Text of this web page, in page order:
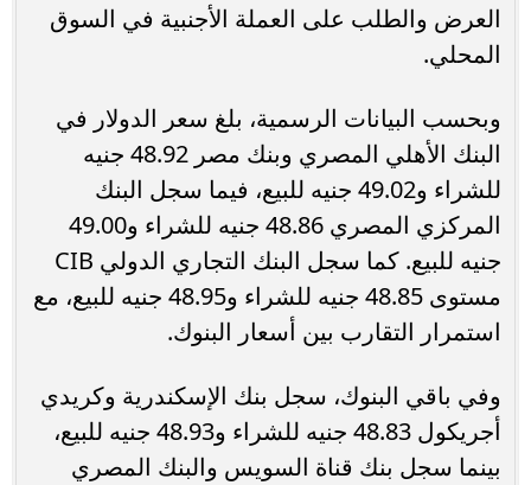
العرض والطلب على العملة الأجنبية في السوق
المحلي.
وبحسب البيانات الرسمية، بلغ سعر الدولار في
البنك الأهلي المصري وبنك مصر 48.92 جنيه
للشراء و49.02 جنيه للبيع، فيما سجل البنك
المركزي المصري 48.86 جنيه للشراء و49.00
جنيه للبيع. كما سجل البنك التجاري الدولي CIB
مستوى 48.85 جنيه للشراء و48.95 جنيه للبيع، مع
استمرار التقارب بين أسعار البنوك.
وفي باقي البنوك، سجل بنك الإسكندرية وكريدي
أجريكول 48.83 جنيه للشراء و48.93 جنيه للبيع،
بينما سجل بنك قناة السويس والبنك المصري